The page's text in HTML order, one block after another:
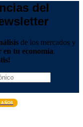
del
de los mercados y
en tu economía.
AÑOS